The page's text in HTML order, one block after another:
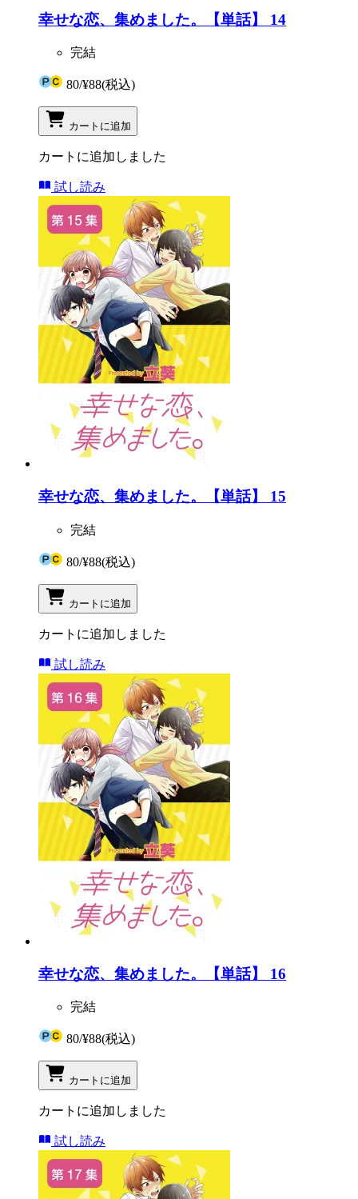
幸せな恋、集めました。【単話】 14
完結
80/¥88(税込)
カートに追加
カートに追加しました
試し読み
幸せな恋、集めました。【単話】 15
完結
80/¥88(税込)
カートに追加
カートに追加しました
試し読み
幸せな恋、集めました。【単話】 16
完結
80/¥88(税込)
カートに追加
カートに追加しました
試し読み